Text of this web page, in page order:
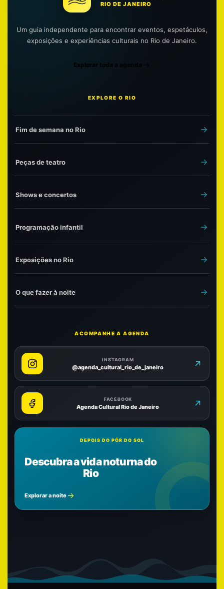
RIO DE JANEIRO
Um guia independente para encontrar eventos, espetáculos,
exposições e experiências culturais no Rio de Janeiro.
Explorar toda a agenda
EXPLORE O RIO
Fim de semana no Rio
Peças de teatro
Shows e concertos
Programação infantil
Exposições no Rio
O que fazer à noite
ACOMPANHE A AGENDA
INSTAGRAM
@agenda_cultural_rio_de_janeiro
FACEBOOK
Agenda Cultural Rio de Janeiro
DEPOIS DO PÔR DO SOL
Descubra a vida noturna do
Rio
Explorar a noite